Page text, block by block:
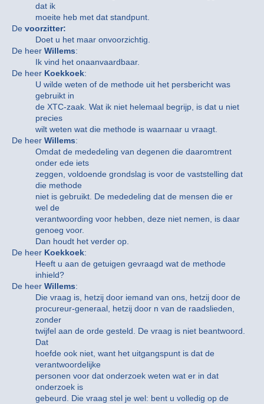
dat ik
moeite heb met dat standpunt.
De voorzitter:
Doet u het maar onvoorzichtig.
De heer Willems:
Ik vind het onaanvaardbaar.
De heer Koekkoek:
U wilde weten of de methode uit het persbericht was
gebruikt in
de XTC-zaak. Wat ik niet helemaal begrijp, is dat u niet
precies
wilt weten wat die methode is waarnaar u vraagt.
De heer Willems:
Omdat de mededeling van degenen die daaromtrent
onder ede iets
zeggen, voldoende grondslag is voor de vaststelling dat
die methode
niet is gebruikt. De mededeling dat de mensen die er
wel de
verantwoording voor hebben, deze niet nemen, is daar
genoeg voor.
Dan houdt het verder op.
De heer Koekkoek:
Heeft u aan de getuigen gevraagd wat de methode
inhield?
De heer Willems:
Die vraag is, hetzij door iemand van ons, hetzij door de
procureur-generaal, hetzij door n van de raadslieden,
zonder
twijfel aan de orde gesteld. De vraag is niet beantwoord.
Dat
hoefde ook niet, want het uitgangspunt is dat de
verantwoordelijke
personen voor dat onderzoek weten wat er in dat
onderzoek is
gebeurd. Die vraag stel je wel: bent u volledig op de